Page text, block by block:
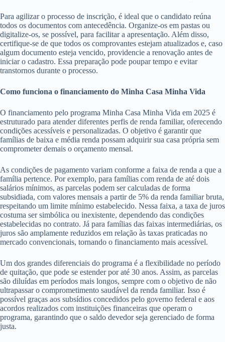
Para agilizar o processo de inscrição, é ideal que o candidato reúna
todos os documentos com antecedência. Organize-os em pastas ou
digitalize-os, se possível, para facilitar a apresentação. Além disso,
certifique-se de que todos os comprovantes estejam atualizados e, caso
algum documento esteja vencido, providencie a renovação antes de
iniciar o cadastro. Essa preparação pode poupar tempo e evitar
transtornos durante o processo.
Como funciona o financiamento do Minha Casa Minha Vida
O financiamento pelo programa Minha Casa Minha Vida em 2025 é
estruturado para atender diferentes perfis de renda familiar, oferecendo
condições acessíveis e personalizadas. O objetivo é garantir que
famílias de baixa e média renda possam adquirir sua casa própria sem
comprometer demais o orçamento mensal.
As condições de pagamento variam conforme a faixa de renda a que a
família pertence. Por exemplo, para famílias com renda de até dois
salários mínimos, as parcelas podem ser calculadas de forma
subsidiada, com valores mensais a partir de 5% da renda familiar bruta,
respeitando um limite mínimo estabelecido. Nessa faixa, a taxa de juros
costuma ser simbólica ou inexistente, dependendo das condições
estabelecidas no contrato. Já para famílias das faixas intermediárias, os
juros são amplamente reduzidos em relação às taxas praticadas no
mercado convencionais, tornando o financiamento mais acessível.
Um dos grandes diferenciais do programa é a flexibilidade no período
de quitação, que pode se estender por até 30 anos. Assim, as parcelas
são diluídas em períodos mais longos, sempre com o objetivo de não
ultrapassar o comprometimento saudável da renda familiar. Isso é
possível graças aos subsídios concedidos pelo governo federal e aos
acordos realizados com instituições financeiras que operam o
programa, garantindo que o saldo devedor seja gerenciado de forma
justa.